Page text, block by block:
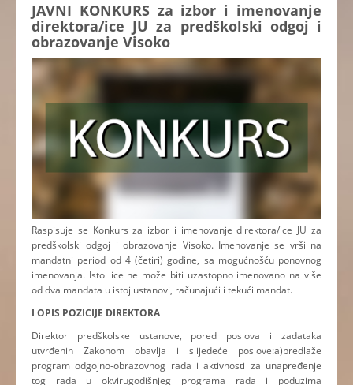
JAVNI KONKURS za izbor i imenovanje
direktora/ice JU za predškolski odgoj i
obrazovanje Visoko
Raspisuje se Konkurs za izbor i imenovanje direktora/ice JU za
predškolski odgoj i obrazovanje Visoko. Imenovanje se vrši na
mandatni period od 4 (četiri) godine, sa mogućnošću ponovnog
imenovanja. Isto lice ne može biti uzastopno imenovano na više
od dva mandata u istoj ustanovi, računajući i tekući mandat.
I OPIS POZICIJE DIREKTORA
Direktor predškolske ustanove, pored poslova i zadataka
utvrđenih Zakonom obavlja i slijedeće poslove:a)predlaže
program odgojno-obrazovnog rada i aktivnosti za unapređenje
tog rada u okvirugodišnjeg programa rada i poduzima